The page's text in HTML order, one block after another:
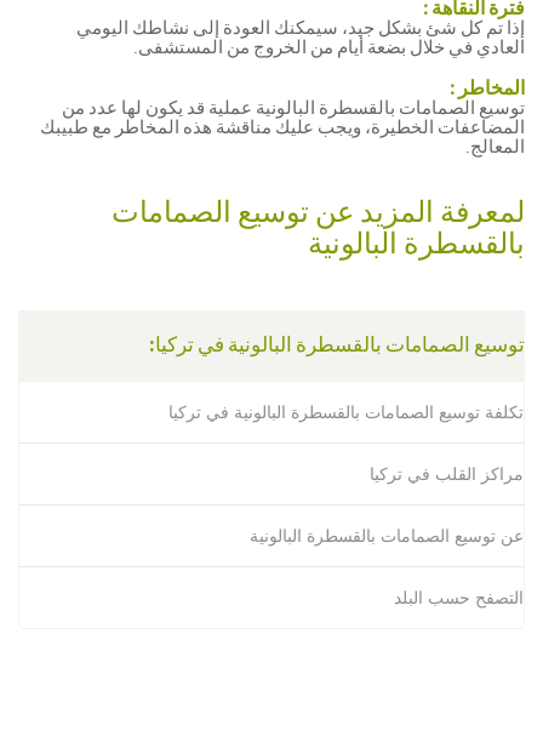
فترة النقاهة :
إذا تم كل شئ بشكل جيد، سيمكنك العودة إلى نشاطك اليومي
العادي في خلال بضعة أيام من الخروج من المستشفى.
المخاطر :
توسيع الصمامات بالقسطرة البالونية عملية قد يكون لها عدد من
المضاعفات الخطيرة، ويجب عليك مناقشة هذه المخاطر مع طبيبك
المعالج.
لمعرفة المزيد عن توسيع الصمامات
بالقسطرة البالونية
توسيع الصمامات بالقسطرة البالونية في تركيا:
تكلفة توسيع الصمامات بالقسطرة البالونية في تركيا
مراكز القلب في تركيا
عن توسيع الصمامات بالقسطرة البالونية
التصفح حسب البلد